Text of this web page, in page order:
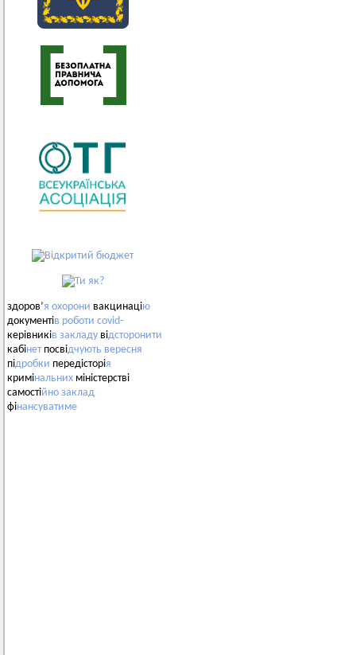
здоров’я охорони вакцинацію
документів роботи covid-
керівників закладу відсторонити
кабінетпосвідчують вересня
підробки передісторія
кримінальних міністерстві
самостійно заклад
фінансуватиме